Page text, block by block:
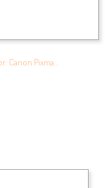
Canon Pixma…